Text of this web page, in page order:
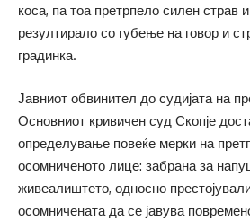
коса, па тоа претрпело силен страв
резултирало со губење на говор и
градинка.
Јавниот обвинител до судијата на
Основниот кривичен суд Скопје
определување повеќе мерки на
осомниченото лице: забрана за
живеалиштето, односно
осомничената да се јавува